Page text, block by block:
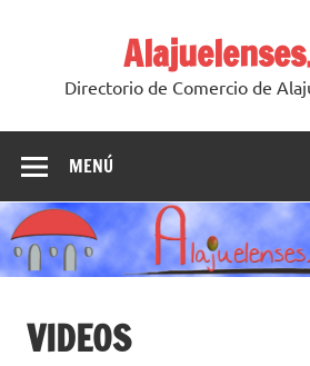
Directorio de Comercio de
MENÚ
VIDEOS